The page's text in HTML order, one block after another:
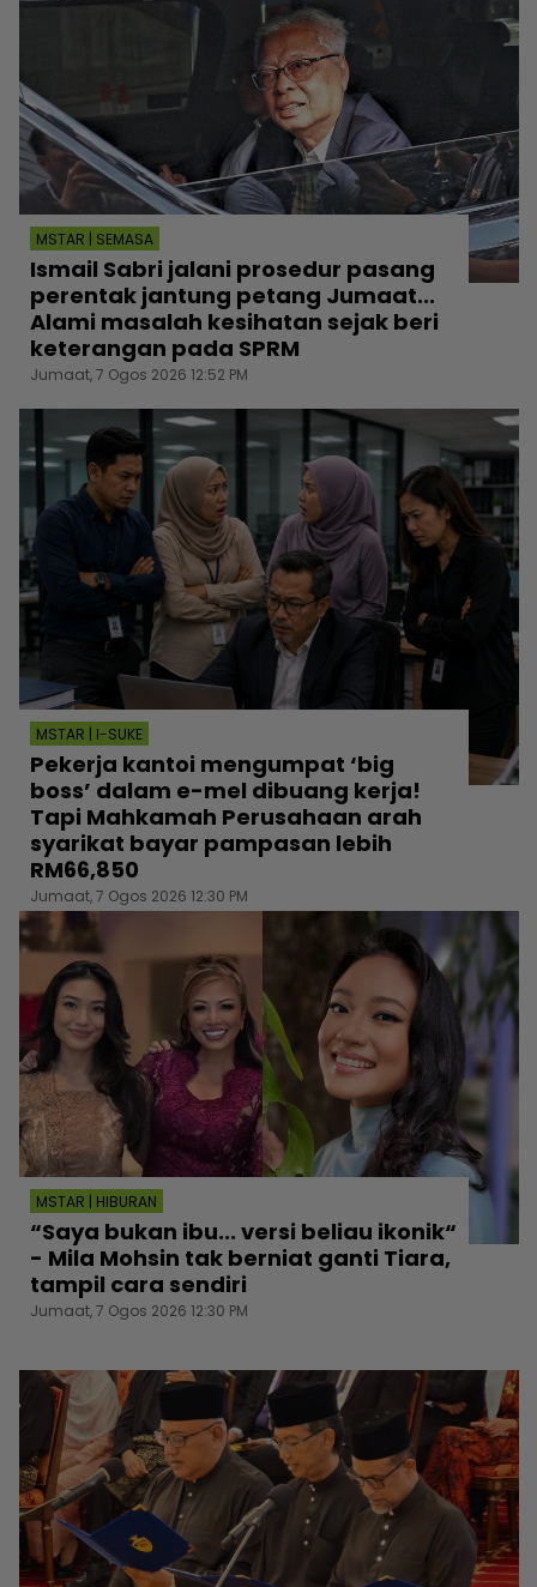
MSTAR | SEMASA
Ismail Sabri jalani prosedur pasang
perentak jantung petang Jumaat...
Alami masalah kesihatan sejak beri
keterangan pada SPRM
Jumaat, 7 Ogos 2026 12:52 PM
MSTAR | I-SUKE
Pekerja kantoi mengumpat ‘big
boss’ dalam e-mel dibuang kerja!
Tapi Mahkamah Perusahaan arah
syarikat bayar pampasan lebih
RM66,850
Jumaat, 7 Ogos 2026 12:30 PM
MSTAR | HIBURAN
“Saya bukan ibu... versi beliau ikonik“
- Mila Mohsin tak berniat ganti Tiara,
tampil cara sendiri
Jumaat, 7 Ogos 2026 12:30 PM